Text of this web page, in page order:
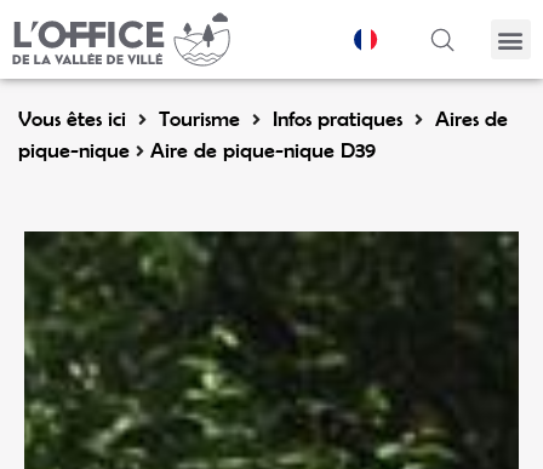
Vous êtes ici Tourisme Infos pratiques
Aires de
pique-nique
Aire de pique-nique D39
Panneau de gestion des cookies